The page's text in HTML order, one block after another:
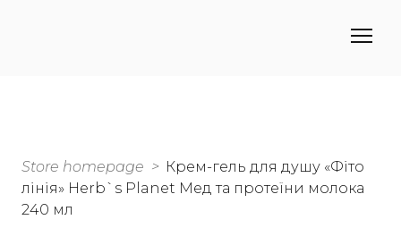
Store homepage
Крем-гель для душу «Фіто
лінія» Herb`s Planet Мед та протеїни молока
240 мл